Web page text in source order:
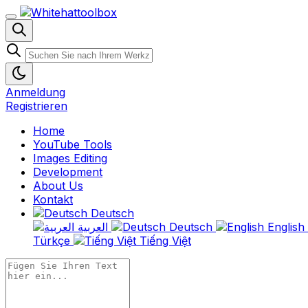
Anmeldung
Registrieren
Home
YouTube Tools
Images Editing
Development
About Us
Kontakt
Deutsch
Deutsch English
Türkçe
Tiếng Việt